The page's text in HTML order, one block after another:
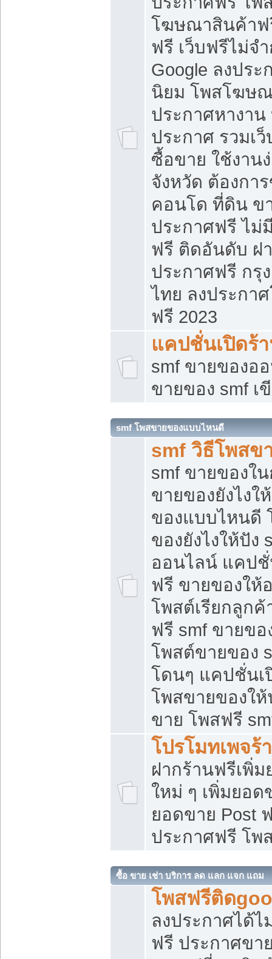
โฆษณาสินค้าฟ
ฟรี เว็บฟรีไม่จ
Google ลงปร
นิยม โพสโฆษ
ประกาศหางาน
ประกาศ รวมเ
ซื้อขาย ใช้งาน
จังหวัด ต้องกา
คอนโด ที่ดิน ข
ประกาศฟรี ไม่
ฟรี ติดอันดับ ฝ
ประกาศฟรี กรุ
ไทย ลงประกา
ฟรี 2023
แคปชั่นเปิดร้
smf ขายของอ
ขายของ smf เ
smf โพสขายของแบบไหนดี
smf วิธีโพสข
smf ขายของใ
ขายของยังไง
ของแบบไหนดี
ของยังไงให้ปั
ออนไลน์ แคป
ฟรี ขายของให้
โพสต์เรียกลูกค้
ฟรี smf ขายขอ
โพสต์ขายของ
โดนๆ แคปชั่นเ
โพสขายของใ
ขาย โพสฟรี
โปรโมทเพจร้
ฝากร้านฟรีเพิ่
ใหม่ ๆ เพิ่มยอด
ยอดขาย Post
ประกาศฟรี โพ
ซื้อ ขาย เช่า บริการ ลด แลก แจก แถม
โพสฟรีติด
ลงประกาศได้
ฟรี ประกาศข